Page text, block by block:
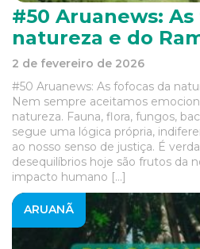
#50 Aruanews:
natureza e do
2 de fevereiro de 2026
#50 Aruanews: As fofocas da
Nem sempre aceitamos
natureza. Fauna, flora, fungos,
segue uma lógica própria,
ao nosso senso de justiça. É
desequilíbrios hoje são frutos da
impacto humano […]
ARUANÃ